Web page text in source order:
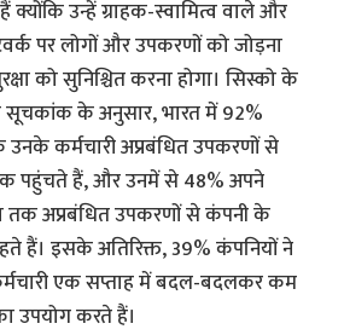
क्योंकि उन्हें ग्राहक-स्वामित्व वाले और
पर लोगों और उपकरणों को जोड़ना
को सुनिश्चित करना होगा। सिस्को के
सूचकांक के अनुसार, भारत में 92%
कर्मचारी अप्रबंधित उपकरणों से
पहुंचते हैं, और उनमें से 48% अपने
तक अप्रबंधित उपकरणों से कंपनी के
हैं। इसके अतिरिक्त, 39% कंपनियों ने
एक सप्ताह में बदल-बदलकर कम
उपयोग करते हैं।